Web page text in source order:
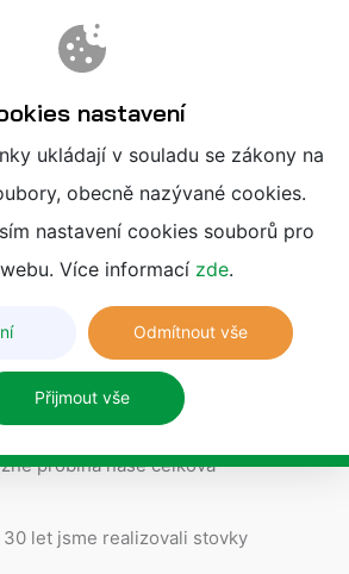
OBJEKTY
mají svá specifika,
?
probíhánaše celková
let jsme realizovali stovky
nastavení
ukládají v souladu se zákony na
obecně nazývané cookies.
nastavení cookies souborů pro
Více informací zde.
Odmítnout vše
Přijmout vše